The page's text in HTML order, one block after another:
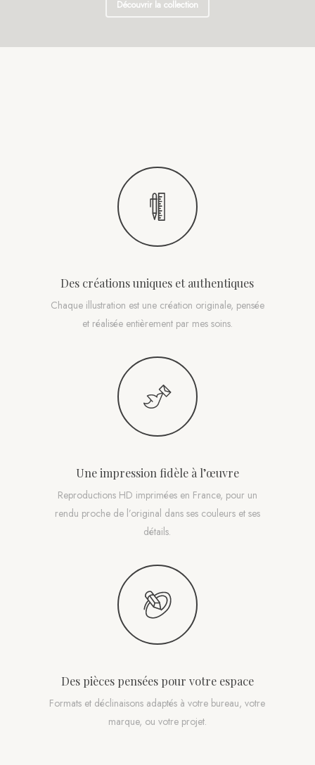
Découvrir la collection
Des créations uniques et authentiques
Chaque illustration est une création originale, pensée
et réalisée entièrement par mes soins.
Une impression fidèle à l’œuvre
Reproductions HD imprimées en France, pour un
rendu proche de l’original dans ses couleurs et ses
détails.
Des pièces pensées pour votre espace
Formats et déclinaisons adaptés à votre bureau, votre
marque, ou votre projet.